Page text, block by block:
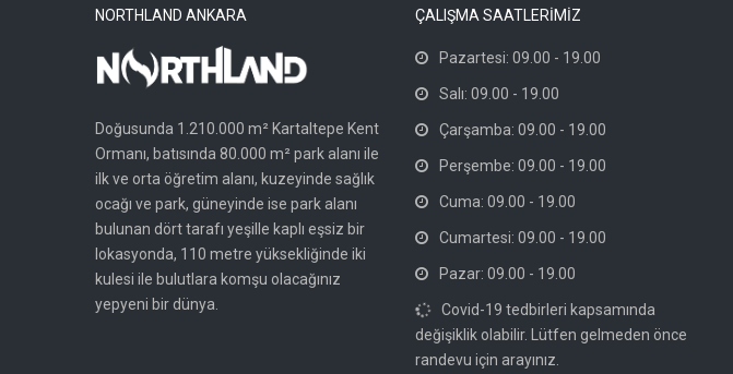
NORTHLAND ANKARA
Doğusunda 1.210.000 m² Kartaltepe Kent
Ormanı, batısında 80.000 m² park alanı ile
ilk ve orta öğretim alanı, kuzeyinde sağlık
ocağı ve park, güneyinde ise park alanı
bulunan dört tarafı yeşille kaplı eşsiz bir
lokasyonda, 110 metre yüksekliğinde iki
kulesi ile bulutlara komşu olacağınız
yepyeni bir dünya.
ÇALIŞMA SAATLERİMİZ
Pazartesi: 09.00 - 19.00
Salı: 09.00 - 19.00
Çarşamba: 09.00 - 19.00
Perşembe: 09.00 - 19.00
Cuma: 09.00 - 19.00
Cumartesi: 09.00 - 19.00
Pazar: 09.00 - 19.00
Covid-19 tedbirleri kapsamında
değişiklik olabilir. Lütfen gelmeden önce
randevu için arayınız.